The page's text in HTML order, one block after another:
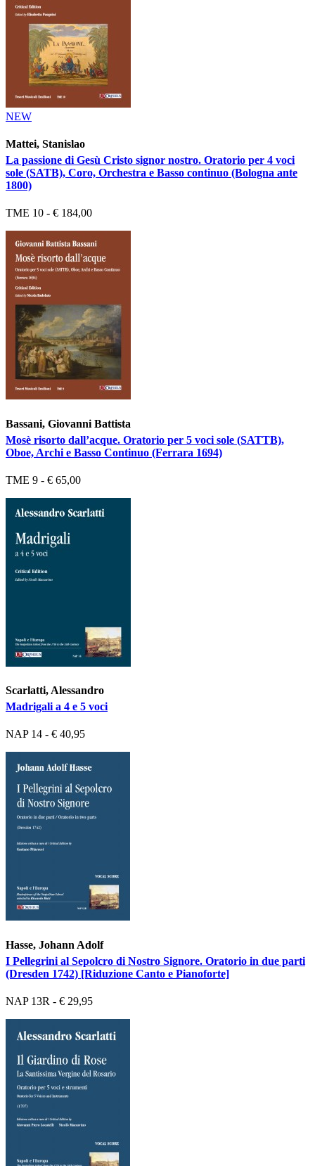
NEW
Mattei, Stanislao
La passione di Gesù Cristo signor nostro. Oratorio per 4 voci
sole (SATB), Coro, Orchestra e Basso continuo (Bologna ante
1800)
TME 10 - € 184,00
Bassani, Giovanni Battista
Mosè risorto dall’acque. Oratorio per 5 voci sole (SATTB),
Oboe, Archi e Basso Continuo (Ferrara 1694)
TME 9 - € 65,00
Scarlatti, Alessandro
Madrigali a 4 e 5 voci
NAP 14 - € 40,95
Hasse, Johann Adolf
I Pellegrini al Sepolcro di Nostro Signore. Oratorio in due parti
(Dresden 1742) [Riduzione Canto e Pianoforte]
NAP 13R - € 29,95